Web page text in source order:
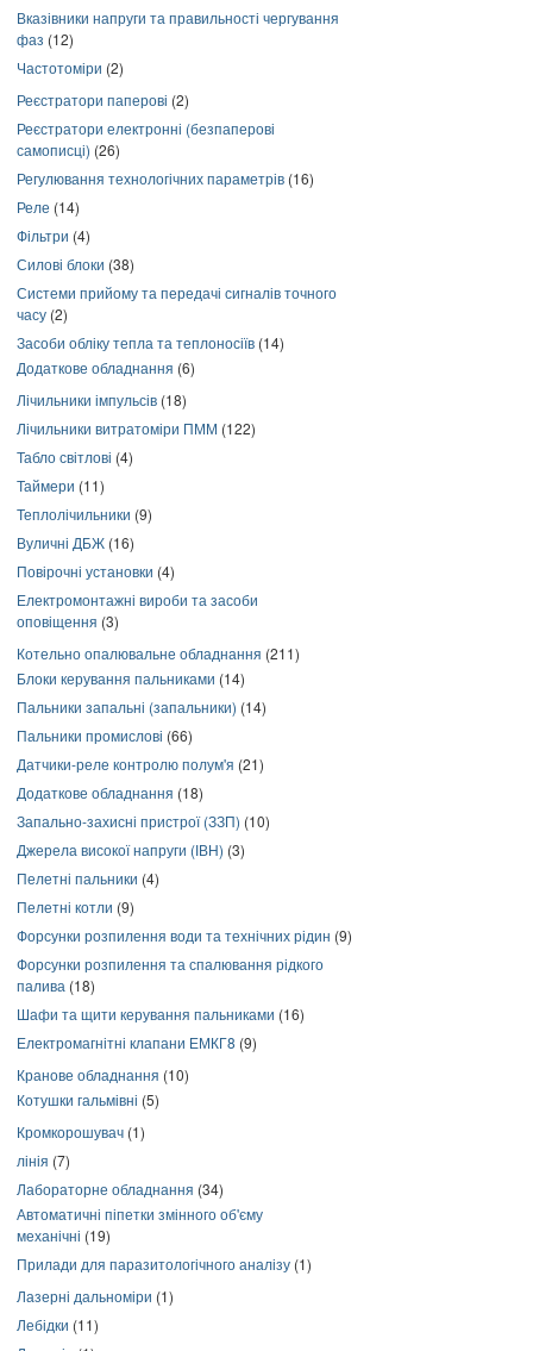
Вказівники напруги та правильності чергування
фаз (12)
Частотоміри (2)
Реєстратори паперові (2)
Реєстратори електронні (безпаперові
самописці) (26)
Регулювання технологічних параметрів (16)
Реле (14)
Фільтри (4)
Силові блоки (38)
Системи прийому та передачі сигналів точного
часу (2)
Засоби обліку тепла та теплоносіїв (14)
Додаткове обладнання (6)
Лічильники імпульсів (18)
Лічильники витратоміри ПММ (122)
Табло світлові (4)
Таймери (11)
Теплолічильники (9)
Вуличні ДБЖ (16)
Повірочні установки (4)
Електромонтажні вироби та засоби
оповіщення (3)
Котельно опалювальне обладнання (211)
Блоки керування пальниками (14)
Пальники запальні (запальники) (14)
Пальники промислові (66)
Датчики-реле контролю полум'я (21)
Додаткове обладнання (18)
Запально-захисні пристрої (ЗЗП) (10)
Джерела високої напруги (ІВН) (3)
Пелетні пальники (4)
Пелетні котли (9)
Форсунки розпилення води та технічних рідин (9)
Форсунки розпилення та спалювання рідкого
палива (18)
Шафи та щити керування пальниками (16)
Електромагнітні клапани ЕМКГ8 (9)
Кранове обладнання (10)
Котушки гальмівні (5)
Кромкорошувач (1)
лінія (7)
Лабораторне обладнання (34)
Автоматичні піпетки змінного об'єму
механічні (19)
Прилади для паразитологічного аналізу (1)
Лазерні дальноміри (1)
Лебідки (11)